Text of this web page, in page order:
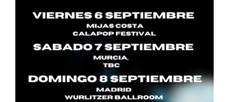
ARTÍCULOS
MECENAZGO
CONTACTO